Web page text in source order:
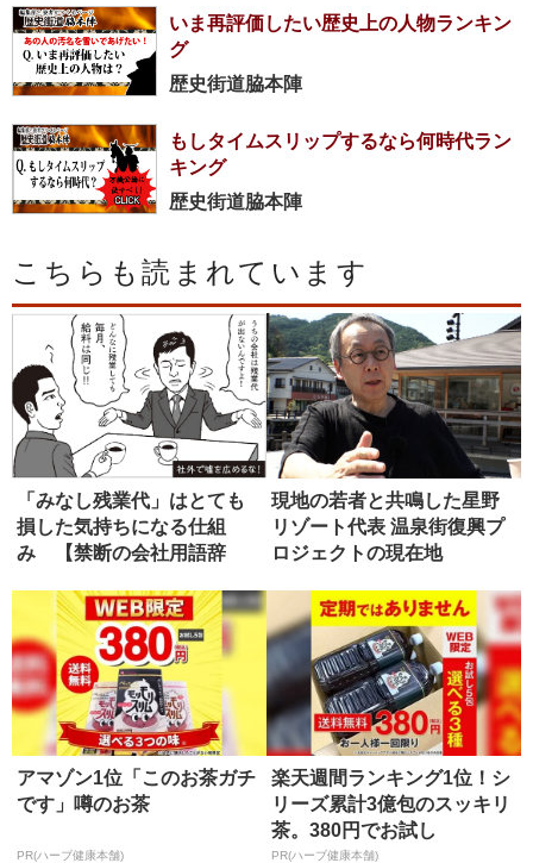
いま再評価したい歴史上の人物ランキン
グ
歴史街道脇本陣
もしタイムスリップするなら何時代ラン
キング
歴史街道脇本陣
こちらも読まれています
「みなし残業代」はとても
損した気持ちになる仕組
み 【禁断の会社用語辞
現地の若者と共鳴した星野
リゾート代表 温泉街復興プ
ロジェクトの現在地
アマゾン1位「このお茶ガチ
です」噂のお茶
PR(ハーブ健康本舗)
楽天週間ランキング1位！シ
リーズ累計3億包のスッキリ
茶。380円でお試し
PR(ハーブ健康本舗)